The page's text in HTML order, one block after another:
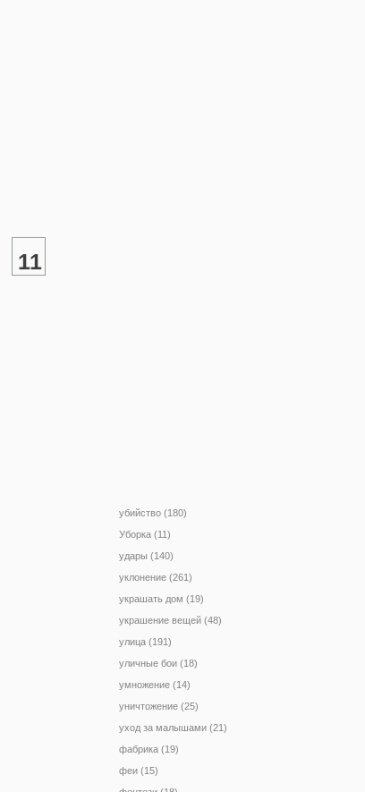
11
убийство (180)
Уборка (11)
удары (140)
уклонение (261)
украшать дом (19)
украшение вещей (48)
улица (191)
уличные бои (18)
умножение (14)
уничтожение (25)
уход за малышами (21)
фабрика (19)
феи (15)